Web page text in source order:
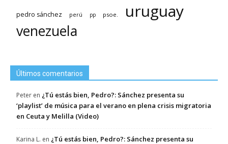
pedro sánchez perú pp psoe. uruguay
venezuela
Últimos comentarios
Peter en ¿Tú estás bien, Pedro?: Sánchez presenta su
‘playlist’ de música para el verano en plena crisis migratoria
en Ceuta y Melilla (Video)
Karina L. en ¿Tú estás bien, Pedro?: Sánchez presenta su